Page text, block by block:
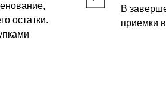
остатки.
В
приемки